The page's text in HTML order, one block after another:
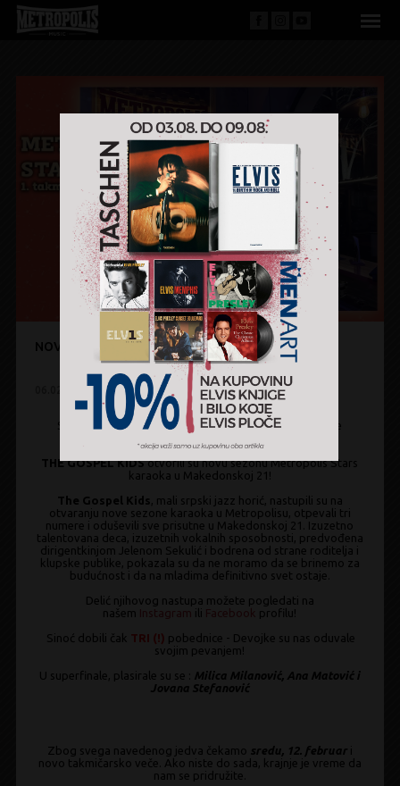
NOVA SEZONA JE POČELA - METROPOLIS STARS
Sinoć je u Metropolisu održano prvo veče nove sezone
THE GOSPEL KIDSotvorili su novu sezonu Metropolis Stars
karaoka u Makedonskoj 21!
The Gospel Kids , mali srpski jazz horić, nastupili su na
otvaranju nove sezone karaoka u Metropolisu, otpevali tri
numere i oduševili sve prisutne u Makedonskoj 21. Izuzetno
talentovana deca, izuzetnih vokalnih sposobnosti, predvođena
dirigentkinjom Jelenom Sekulić i bodrena od strane roditelja i
klupske publike, pokazala su da ne moramo da se brinemo za
budućnost i da na mladima definitivno svet ostaje.
Delić njihovog nastupa možete pogledati na
našem
ili
profilu!
Sinoć dobili čak TRI (!) pobednice - Devojke su nas oduvale
svojim pevanjem!
U superfinale, plasirale su se :
Milica Milanović, Ana Matović i
Jovana Stefanović
Zbog svega navedenog jedva čekamo sredu, 12. februar i
novo takmičarsko veče. Ako niste do sada, krajnje je vreme da
nam se pridružite.